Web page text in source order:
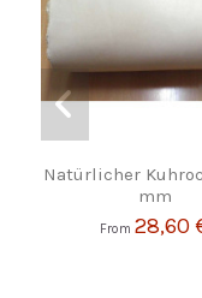
Natürlicher
mm
From28,60